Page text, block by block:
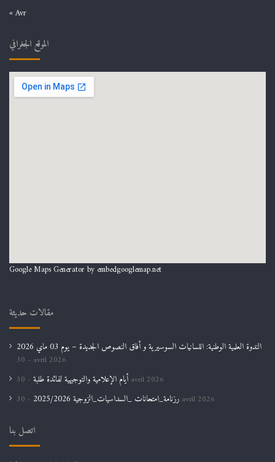
« Avr
الموقع الجغرافي
Google Maps Generator by embedgooglemap.net
مقالات حديثة
الندوة العلمية الوطنية: اللسانيات السوسيرية و أفاق النصوص الجديدة – يوم 03 ماي 2026
30 avril 2026
أيام الإعلامية والتوجيهية لفائدة طلبة 30 avril 2026
رزنامة_امتحانات _السداسيات_الزوجية 2025/2026 30 avril 2026
اتصل بنا